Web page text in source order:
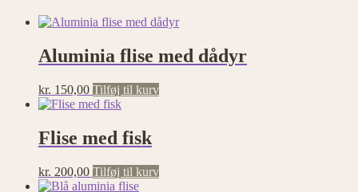
Aluminia flise med dådyr
kr. 150,00 Tilføj til kurv
Flise med fisk
kr. 200,00 Tilføj til kurv